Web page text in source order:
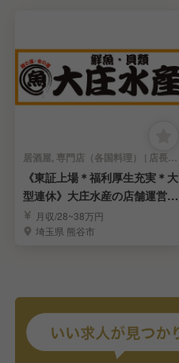
居酒屋, 専門店（各国料理） | 店長・店長候補
《東証上場＊福利厚生充実＊大
型連休》大庄水産の店舗運営を
担う店長候補を募集
月収/28~38万円
埼玉県 熊谷市